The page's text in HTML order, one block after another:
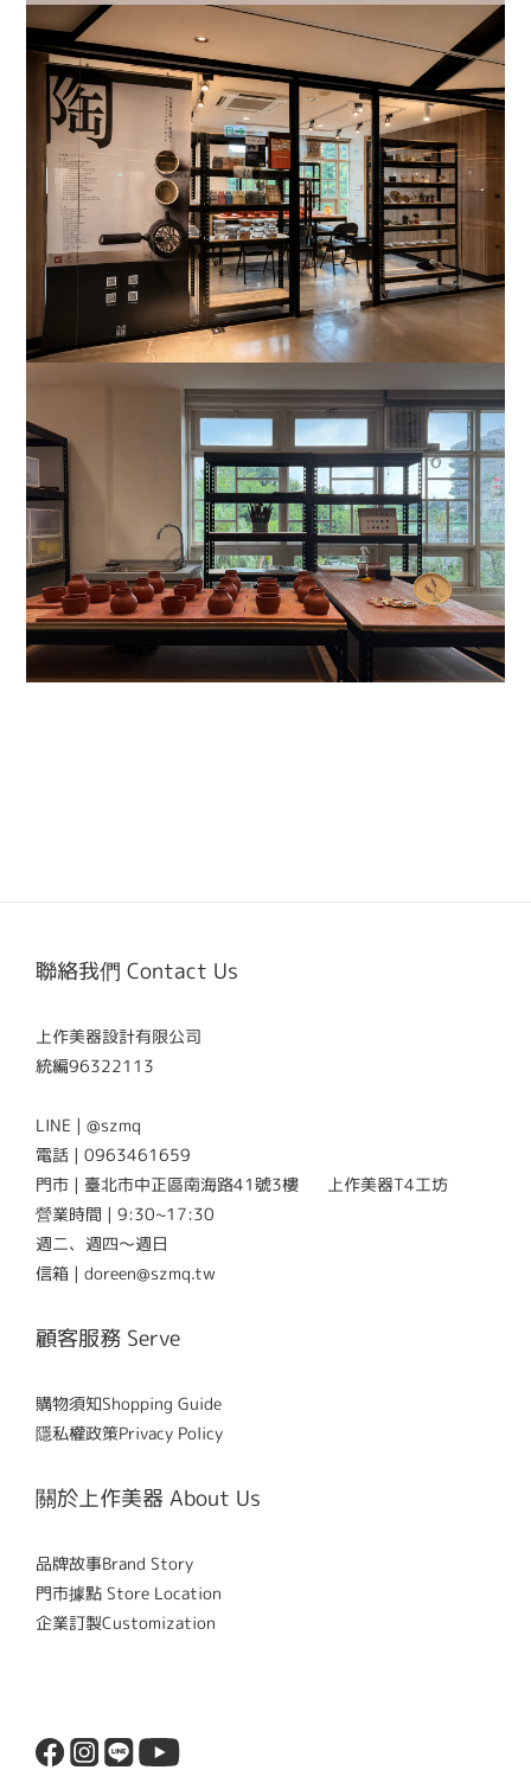
聯絡我們 Contact Us
上作美器設計有限公司
統編96322113
LINE | @szmq
電話 | 0963461659
門市 | 臺北市中正區南海路41號3樓 上作美器T4工坊
營業時間 | 9:30~17:30
週二、週四～週日
信箱 | doreen@szmq.tw
顧客服務 Serve
購物須知Shopping Guide
隱私權政策Privacy Policy
關於上作美器 About Us
品牌故事Brand Story
門市據點 Store Location
企業訂製Customization